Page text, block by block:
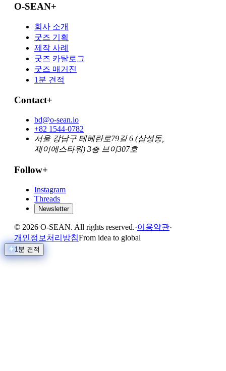
O-SEAN+
회사 소개
굿즈 기획
제작 사례
굿즈 카탈로그
굿즈 매거진
1분 견적
Contact+
bd@o-sean.io
+82 1544-0782
서울 강남구 테헤란로79길 6 (삼성동,
제이에스타워) 3층 브이307호
Follow+
Instagram
Threads
Newsletter
© 2026 O-SEAN. All rights reserved.·이용약관·
개인정보처리방침From idea to global
1분 견적